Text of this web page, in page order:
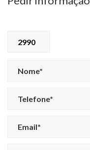
2990